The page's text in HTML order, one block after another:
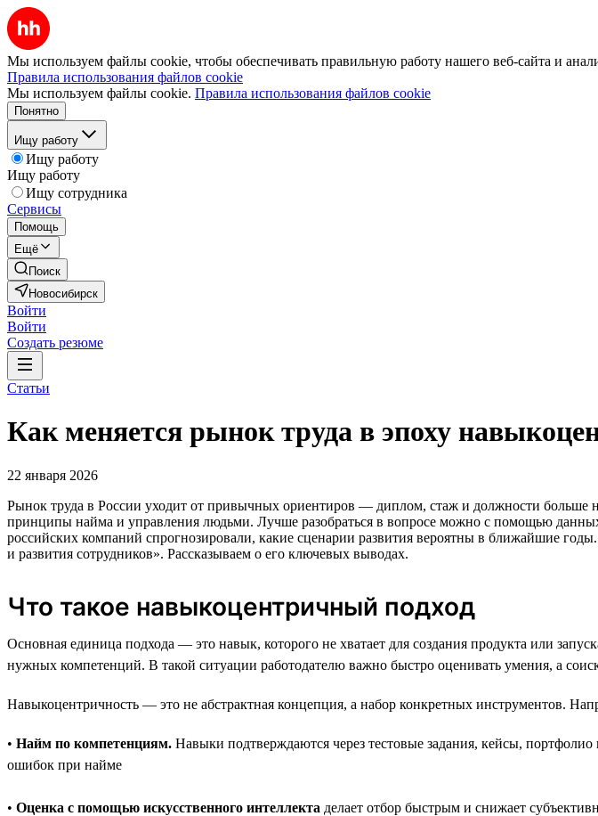
Мы используем файлы cookie, чтобы обеспечивать правильную работу нашего веб-сайта и
Правила использования файлов cookie
Мы используем файлы cookie. Правила использования файлов cookie
Понятно
Ищу работу
Ищу работу
Ищу работу
Ищу сотрудника
Сервисы
Помощь
Ещё
Поиск
Новосибирск
Войти
Войти
Создать резюме
Статьи
Как меняется рынок труда в эпоху
22 января 2026
Рынок труда в России уходит от привычных ориентиров — диплом, стаж и должности больше
принципы найма и управления людьми. Лучше разобраться в вопросе можно с помощью
российских компаний спрогнозировали, какие сценарии развития вероятны в ближайшие
и развития сотрудников». Рассказываем о его ключевых выводах.
Что такое навыкоцентричный подход
Основная единица подхода — это навык, которого не хватает для создания продукта или
нужных компетенций. В такой ситуации работодателю важно быстро оценивать умения, а
Навыкоцентричность — это не абстрактная концепция, а набор конкретных инструментов.
• Найм по компетенциям. Навыки подтверждаются через тестовые задания, кейсы,
ошибок при найме
• Оценка с помощью искусственного интеллекта делает отбор быстрым и снижает